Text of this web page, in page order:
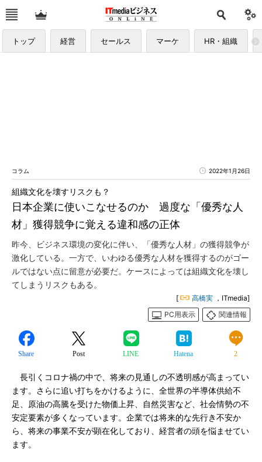
トップ 経営 セールス マーケ HR・組織
コラム 2022年1月26日
日本企業に使いこなせるのか 過度な「優秀な人
材」獲得競争に覚える違和感の正体
組織文化を壊すリスクも？
昨今、ビジネス環境の変化に伴い、「優秀な人材」の獲得競争が
激化している。一方で、いわゆる優秀な人材を獲得するのがゴー
ルではない点に留意が必要だ。ケースによっては組織文化を壊し
てしまうリスクもある。
[ 高橋実 ，ITmedia]
PC用表示
関連情報
Share Post LINE Hatena 2
長引くコロナ禍の中で、将来の見通しの不透明感が高まってい
ます。さらに追い打ちをかけるように、全世界の半導体供給不
足、原油の高騰を受けた物価上昇、自然災害など、社会情勢の不
安定要素が多くなっています。企業では将来的な先行き不安か
ら、将来の事業不安が顕在化しており、経営者の頭を悩ませてい
ます。